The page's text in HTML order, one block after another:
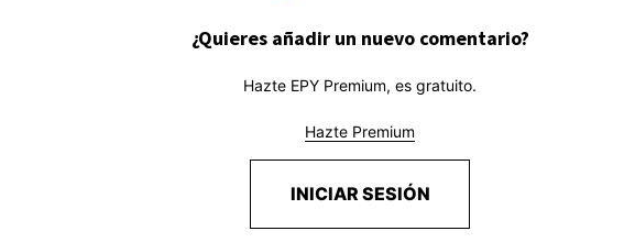
¿Quieres añadir un nuevo comentario?
Hazte EPY Premium, es gratuito.
Hazte Premium
INICIAR SESIÓN